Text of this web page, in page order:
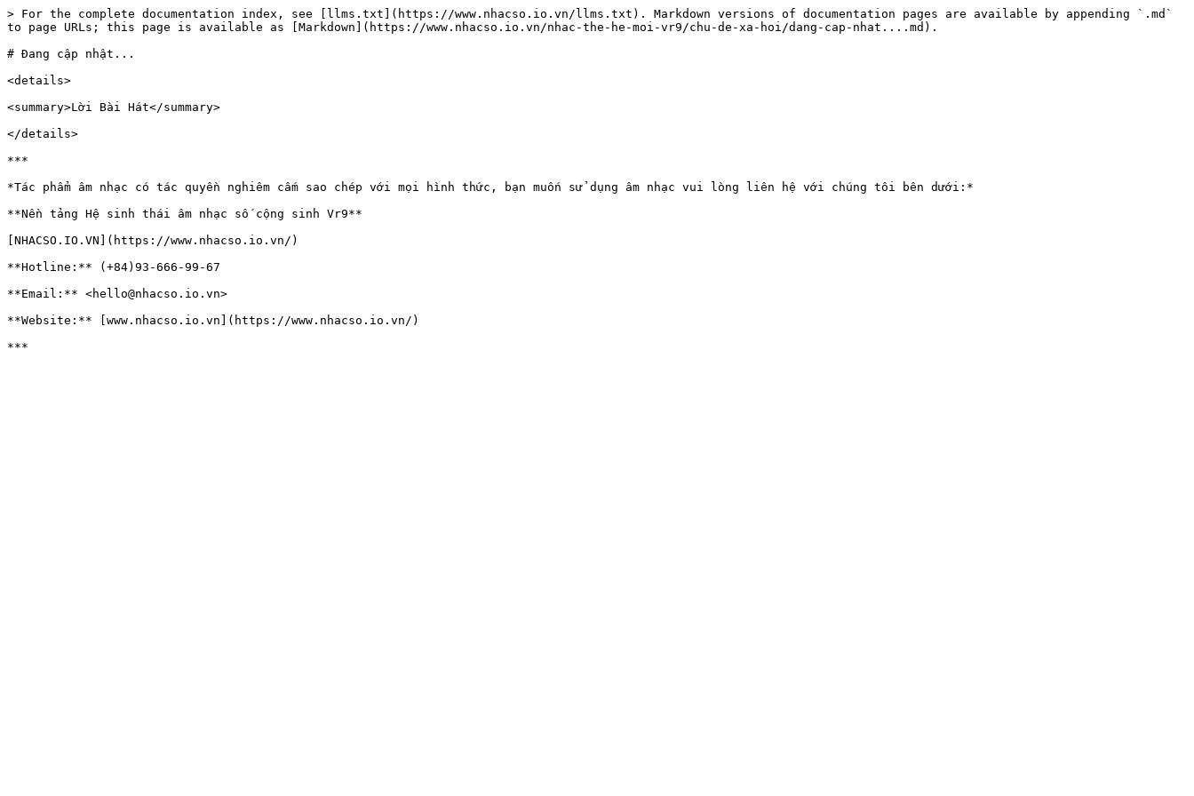
> For the complete documentation index, see [llms.txt](https://www.nhacso.io.vn/llms.txt). Markdown versions of documentation pages are available by appending `.md`
to page URLs; this page is available as [Markdown](https://www.nhacso.io.vn/nhac-the-he-moi-vr9/chu-de-xa-hoi/dang-cap-nhat....md).
# Đang cập nhật...
<details>
<summary>Lời Bài Hát</summary>
</details>
***
*Tác phẩm âm nhạc có tác quyền nghiêm cấm sao chép với mọi hình thức, bạn muốn sử dụng âm nhạc vui lòng liên hệ với chúng tôi bên dưới:*
**Nền tảng Hệ sinh thái âm nhạc số cộng sinh Vr9**
[NHACSO.IO.VN](https://www.nhacso.io.vn/)
**Hotline:** (+84)93-666-99-67
**Email:** <hello@nhacso.io.vn>
**Website:** [www.nhacso.io.vn](https://www.nhacso.io.vn/)